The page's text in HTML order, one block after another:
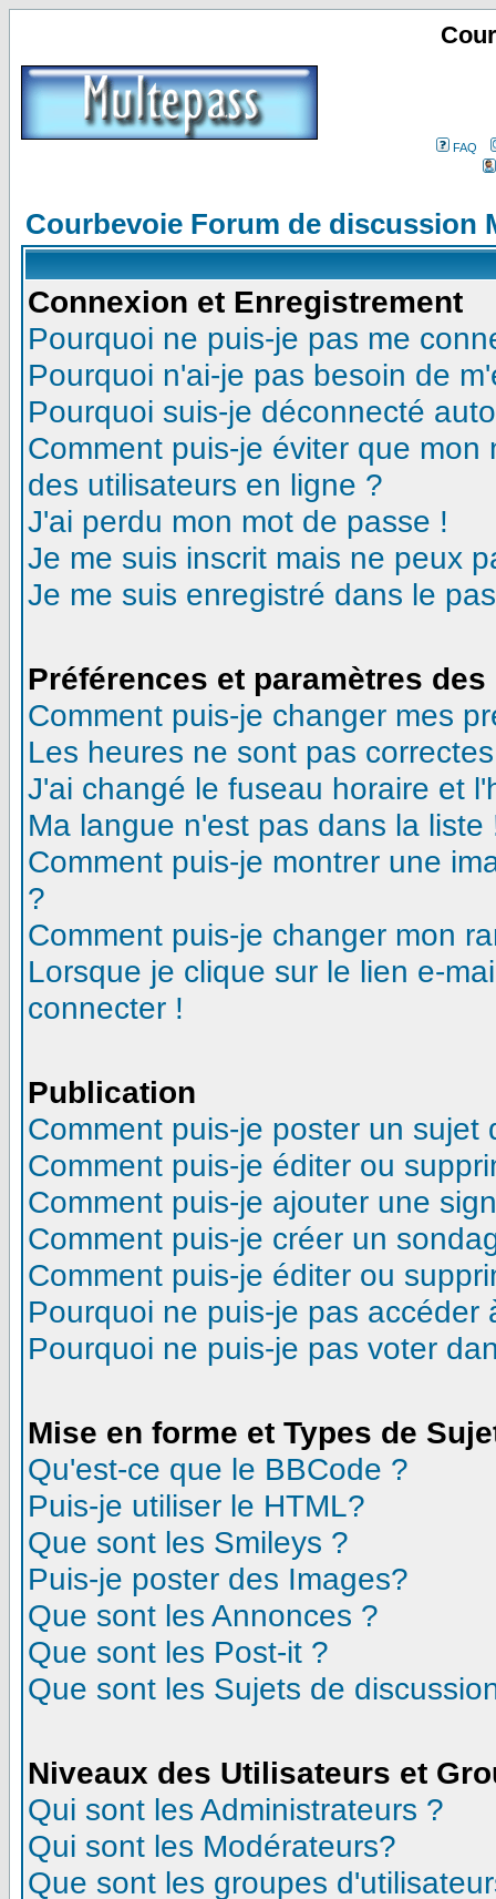
FAQ
Courbevoie Forum de discussion
Connexion et Enregistrement
Pourquoi ne puis-je pas me
Pourquoi n'ai-je pas besoin de
Pourquoi suis-je déconnecté
Comment puis-je éviter que
des utilisateurs en ligne ?
J'ai perdu mon mot de passe !
Je me suis inscrit mais ne peux
Je me suis enregistré dans le
Préférences et paramètres
Comment puis-je changer mes
Les heures ne sont pas
J'ai changé le fuseau horaire et
Ma langue n'est pas dans la liste
Comment puis-je montrer une
?
Comment puis-je changer mon
Lorsque je clique sur le lien e-
connecter !
Publication
Comment puis-je poster un sujet
Comment puis-je éditer ou
Comment puis-je ajouter une
Comment puis-je créer un
Comment puis-je éditer ou
Pourquoi ne puis-je pas accéder
Pourquoi ne puis-je pas voter
Mise en forme et Types de
Qu'est-ce que le BBCode ?
Puis-je utiliser le HTML?
Que sont les Smileys ?
Puis-je poster des Images?
Que sont les Annonces ?
Que sont les Post-it ?
Que sont les Sujets de
Niveaux des Utilisateurs et
Qui sont les Administrateurs ?
Qui sont les Modérateurs?
Que sont les groupes